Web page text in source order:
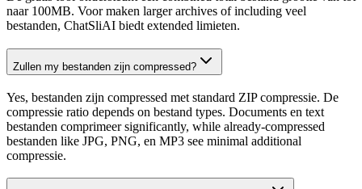
naar 100MB. Voor maken larger archives of including veel
bestanden, ChatSliAI biedt extended limieten.
Zullen my bestanden zijn compressed?
Yes, bestanden zijn compressed met standard ZIP compressie. De
compressie ratio depends on bestand types. Documents en text
bestanden comprimeer significantly, while already-compressed
bestanden like JPG, PNG, en MP3 see minimal additional
compressie.